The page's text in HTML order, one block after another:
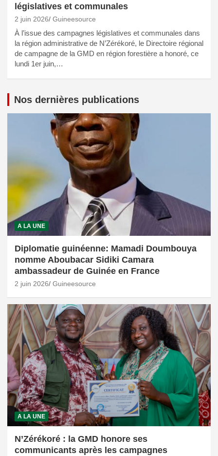
législatives et communales
2 juin 2026 Guineesource
À l’issue des campagnes législatives et communales dans
la région administrative de N’Zérékoré, le Directoire régional
de campagne de la GMD en région forestière a honoré, ce
lundi 1er juin,…
Nos dernières publications
A LA UNE
Diplomatie guinéenne: Mamadi Doumbouya
nomme Aboubacar Sidiki Camara
ambassadeur de Guinée en France
2 juin 2026 Guineesource
A LA UNE
N’Zérékoré : la GMD honore ses
communicants après les campagnes